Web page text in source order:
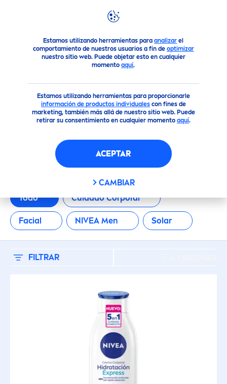
Estamos utilizando herramientas paraanalizar el
comportamiento de nuestros usuarios a fin de optimizar
nuestro sitio web. Puede objetar esto en cualquier
momentoaquí.
Estamos utilizando herramientas para proporcionarle
información de productos individualescon fines de
marketing, también más allá de nuestro sitio web. Puede
retirar su consentimiento en cualquier momento aquí.
ACEPTAR
CAMBIAR
Productos
NUESTROS PRODUCTOS
Todo Cuidado Corporal
Facial NIVEA Men Solar
FILTRAR
CATEGORÍA PRINCIPAL
Facial
NIVEA Men
Solar
TIPO DE PRODUCTO
Afeitado
Cremas Corporales
Cuidado de Manos
Cuidado Facial
Cuidado Labial